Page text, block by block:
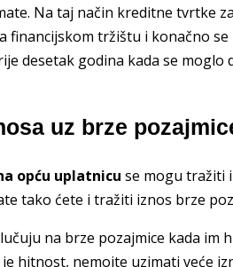
Na taj način kreditne tvrtke
financijskom tržištu i konačno
desetak godina kada se moglo
uz brze
opću uplatnicu se mogu tražiti
tako ćete i tražiti iznos brze
na brze pozajmice kada im
hitnost, nemojte uzimati veće